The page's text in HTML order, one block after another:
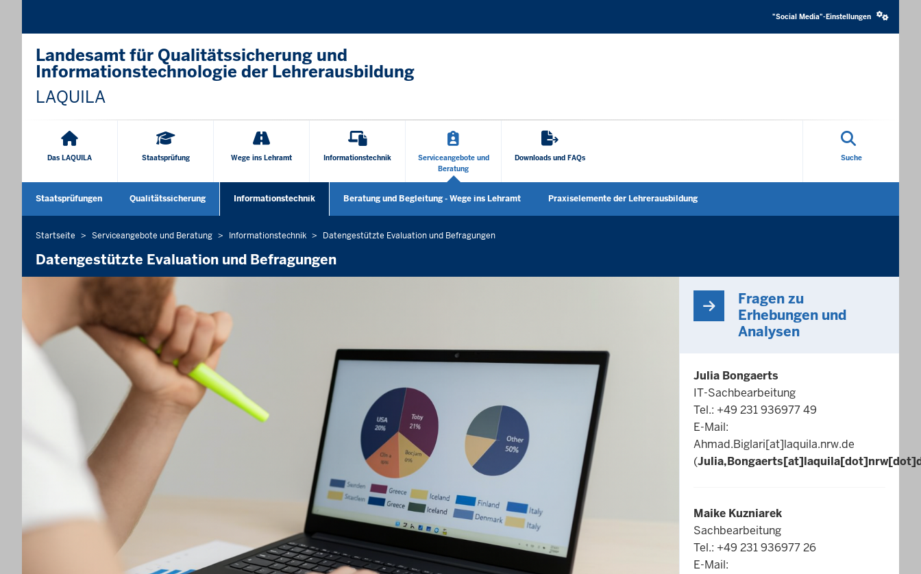
media
"Social Media"-Einstellungen
Landesamt für Qualitätssicherung und
Informationstechnologie der Lehrerausbildung
LAQUILA
Hauptnavigation
Das LAQUILA Staatsprüfung Wege ins Lehramt Informationstechnik
Serviceangebote und
Beratung
Downloads und FAQs Suche
Staatsprüfungen
Untermenü öffnen
Qualitätssicherung Informationstechnik
Untermenü öffnen
Beratung und Begleitung - Wege ins Lehramt Praxiselemente der Lehrerausbildung
Sie
befinden
Startseite Serviceangebote und Beratung Informationstechnik Datengestützte Evaluation und Befragungen
Datengestützte Evaluation und Befragungen
Fragen zu
Erhebungen und
Analysen
Julia Bongaerts
IT-Sachbearbeitung
Tel.: +49 231 936977 49
E-Mail:
Ahmad.Biglari[at]laquila.nrw.de
(
Maike Kuzniarek
Sachbearbeitung
Tel.: +49 231 936977 26
E-Mail: